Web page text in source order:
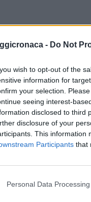
- Do Not
wish to opt-out of the
information for
your selection.
seeing interest-
disclosed to third
disclosure of your
This information
Participants that
Personal Data